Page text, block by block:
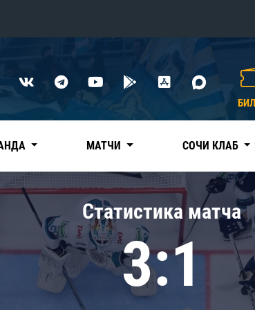
Нефтехимик
Дивизион Чернышева
Авангард
Адмирал
КХЛ
МАТЧИ СОЧИ КЛАБ
Статистика матча
3:1